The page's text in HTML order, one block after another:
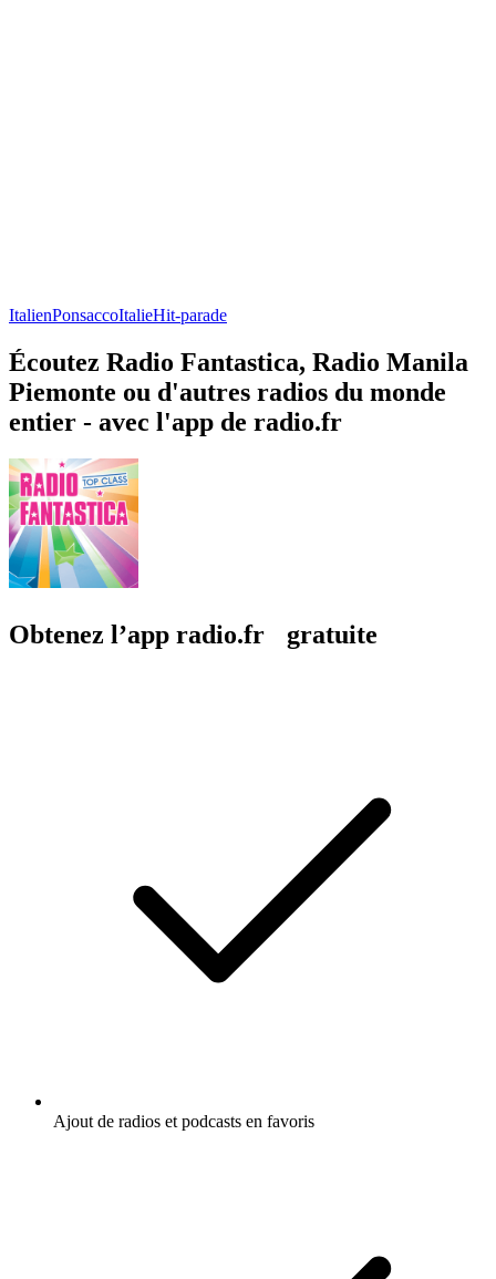
ItalienPonsaccoItalieHit-parade
Écoutez Radio Fantastica, Radio Manila
Piemonte ou d'autres radios du monde
entier - avec l'app de radio.fr
Obtenez l’app radio.fr gratuite
Ajout de radios et podcasts en favoris